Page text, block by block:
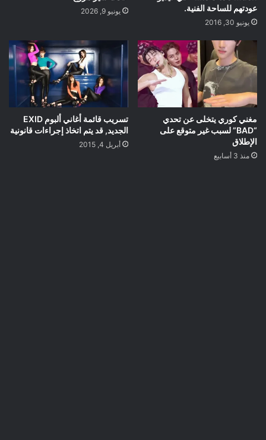
عودتهم للساحة الفنية.
يونيو 30, 2016
يونيو 9, 2026
مغني كوري يتخلى عن تحدي
“BAD” لسبب غير متوقع على
الإطلاق
منذ 3 أسابيع
تسريب قائمة أغاني ألبوم EXID
الجديد, قد يتم اتخاذ إجراءات قانونية
أبريل 4, 2015